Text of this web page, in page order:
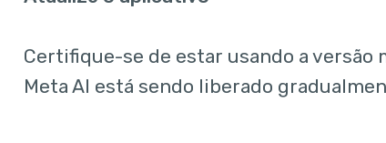
Certifique-se de estar usando a versão
Meta AI está sendo liberado